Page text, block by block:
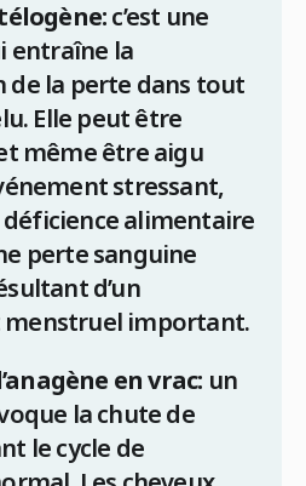
c’est une
entraîne la
de la perte dans tout
Elle peut être
même être aigu
stressant,
alimentaire
perte sanguine
d’un
menstruel important.
en vrac: un
la chute de
le cycle de